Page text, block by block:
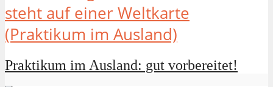
Praktikum im Ausland: gut vorbereitet!